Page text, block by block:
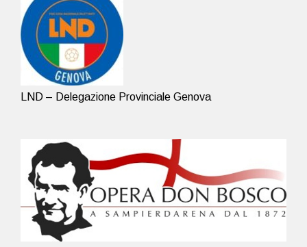
LND – Delegazione Provinciale Genova